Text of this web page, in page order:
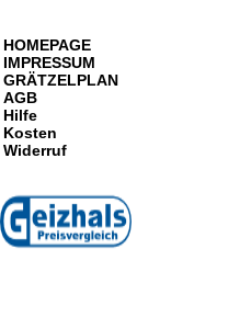
HOMEPAGE
IMPRESSUM
GRÄTZELPLAN
AGB
Hilfe
Kosten
Widerruf